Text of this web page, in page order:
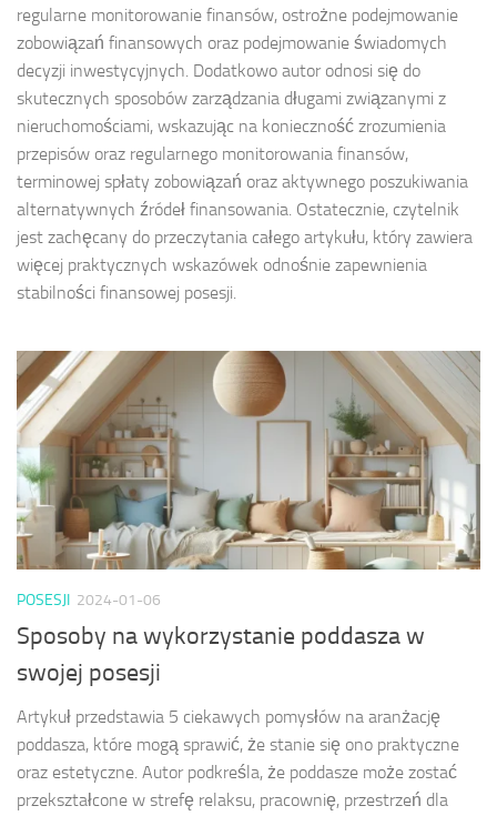
regularne monitorowanie finansów, ostrożne podejmowanie
zobowiązań finansowych oraz podejmowanie świadomych
decyzji inwestycyjnych. Dodatkowo autor odnosi się do
skutecznych sposobów zarządzania długami związanymi z
nieruchomościami, wskazując na konieczność zrozumienia
przepisów oraz regularnego monitorowania finansów,
terminowej spłaty zobowiązań oraz aktywnego poszukiwania
alternatywnych źródeł finansowania. Ostatecznie, czytelnik
jest zachęcany do przeczytania całego artykułu, który zawiera
więcej praktycznych wskazówek odnośnie zapewnienia
stabilności finansowej posesji.
POSESJI 2024-01-06
Sposoby na wykorzystanie poddasza w
swojej posesji
Artykuł przedstawia 5 ciekawych pomysłów na aranżację
poddasza, które mogą sprawić, że stanie się ono praktyczne
oraz estetyczne. Autor podkreśla, że poddasze może zostać
przekształcone w strefę relaksu, pracownię, przestrzeń dla